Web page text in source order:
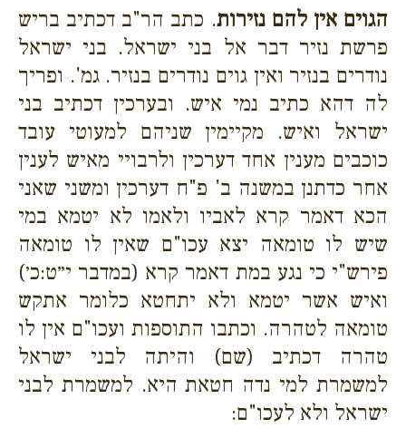
הגוים אין להם נזירות. כתב הר"ב דכתיב בריש
פרשת נזיר דבר אל בני ישראל. בני ישראל
נודרים בנזיר ואין גוים נודרים בנזיר. גמ'. ופריך
לה דהא כתיב נמי איש. ובערכין דכתיב בני
ישראל ואיש. מקיימין שניהם למעוטי עובד
כוכבים מענין אחד דערכין ולרבויי מאיש לענין
אחר כדתנן במשנה ב' פ"ח דערכין ומשני שאני
הכא דאמר קרא לאביו ולאמו לא יטמא במי
שיש לו טומאה יצא עכו"ם שאין לו טומאה
פירש"י כי נגע במת דאמר קרא (במדבר י״ט:כ׳)
ואיש אשר יטמא ולא יתחטא כלומר אתקש
טומאה לטהרה. וכתבו התוספות ועכו"ם אין לו
טהרה דכתיב (שם) והיתה לבני ישראל
למשמרת למי נדה חטאת היא. למשמרת לבני
ישראל ולא לעכו"ם: